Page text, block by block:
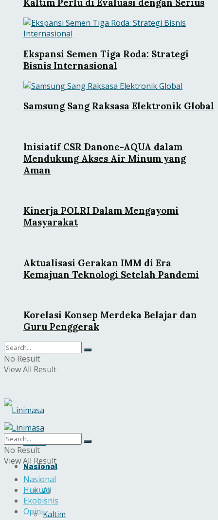
Kaltim Perlu di Evaluasi dengan Serius
Ekspansi Semen Tiga Roda: Strategi
Bisnis Internasional
Samsung Sang Raksasa Elektronik Global
Inisiatif CSR Danone-AQUA dalam
Mendukung Akses Air Minum yang
Aman
Kinerja POLRI Dalam Mengayomi
Masyarakat
Aktualisasi Gerakan IMM di Era
Kemajuan Teknologi Setelah Pandemi
Korelasi Konsep Merdeka Belajar dan
Guru Penggerak
No Result
View All Result
Home
Nasional
All
Kaltim
No Result
View All Result
Nasional
Hukum
Ekobisnis
Opini